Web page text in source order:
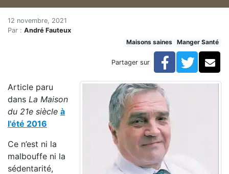
Accueil
Articles
Hypersensibilités environnementales
Comment naissent les maladies et comment rester
Comment naissent les
12 novembre, 2021
Par : André Fauteux
Maisons saines
Manger Santé
Partager sur Facebook
Article paru
dans La Maison
du 21e siècle à
l'été 2016
Ce n’est ni la
malbouffe ni la
sédentarité,